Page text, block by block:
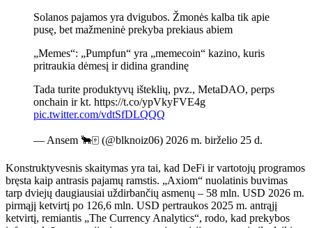
Solanos pajamos yra dvigubos. Žmonės kalba tik apie
pusę, bet mažmeninė prekyba prekiaus abiem
„Memes“: „Pumpfun“ yra „memecoin“ kazino, kuris
pritraukia dėmesį ir didina grandinę
Tada turite produktyvų išteklių, pvz., MetaDAO, perps
onchain ir kt. https://t.co/ypVkyFVE4g
pic.twitter.com/vdtSfDLQQQ
— Ansem 🐂🀄️ (@blknoiz06) 2026 m. birželio 25 d.
Konstruktyvesnis skaitymas yra tai, kad DeFi ir vartotojų programos
bręsta kaip antrasis pajamų ramstis. „Axiom“ nuolatinis buvimas
tarp dviejų daugiausiai uždirbančių asmenų – 58 mln. USD 2026 m.
pirmąjį ketvirtį po 126,6 mln. USD pertraukos 2025 m. antrąjį
ketvirtį, remiantis „The Currency Analytics“, rodo, kad prekybos